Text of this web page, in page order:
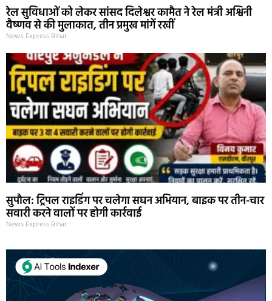
रेल सुविधाओं को लेकर सांसद दिलेश्वर कामैत ने रेल मंत्री अश्विनी
वैष्णव से की मुलाकात, तीन प्रमुख मांगें रखीं
News Express Bihar
सुपौल: ट्रिपल राइडिंग पर चलेगा सघन अभियान, बाइक पर तीन-चार
सवारी करने वालों पर होगी कार्रवाई
News Express Bihar